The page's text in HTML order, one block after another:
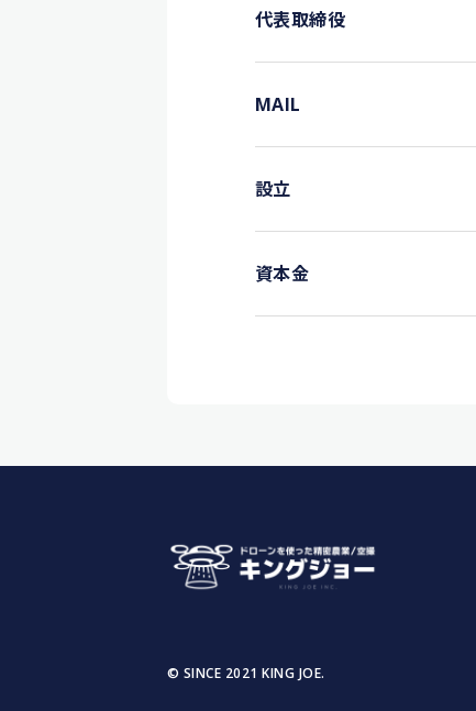
代表取締役
MAIL
設立
資本金
© SINCE 2021 KING JOE.